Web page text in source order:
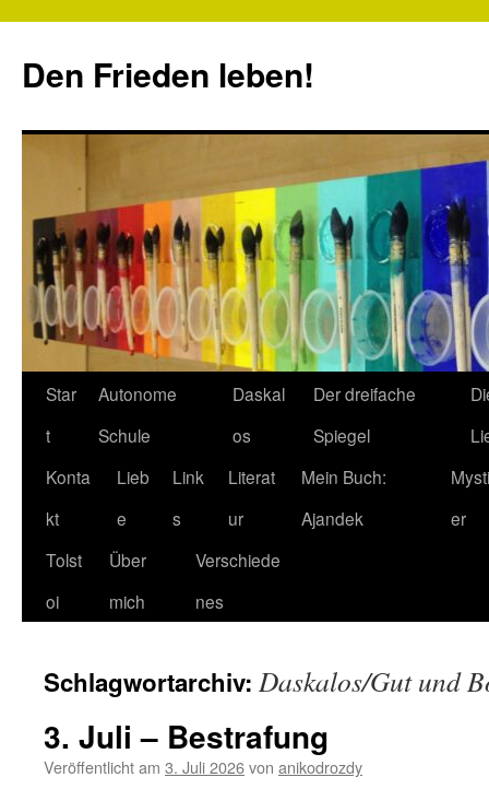
springen
Den Frieden leben!
Star
t
Autonome
Schule
Daskal
os
Der dreifache
Spiegel
Konta
kt
Lieb
e
Link
s
Literat
ur
Mein Buch:
Ajandek
er
Tolst
oi
Über
mich
Verschiede
nes
Schlagwortarchiv: Daskalos/Gut und
3. Juli – Bestrafung
Veröffentlicht am 3. Juli 2026von anikodrozdy